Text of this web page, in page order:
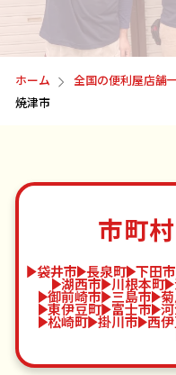
ホーム 全国の便利屋店舗
焼津市
市町村
袋井市 長泉町 下田市
湖西市 川根本町
御前崎市 三島市
東伊豆町 富士市
松崎町 掛川市 西